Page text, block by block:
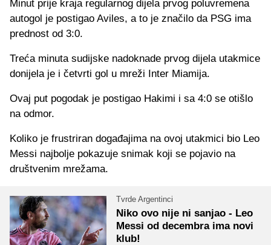
Minut prije kraja regularnog dijela prvog poluvremena
autogol je postigao Aviles, a to je značilo da PSG ima
prednost od 3:0.
Treća minuta sudijske nadoknade prvog dijela utakmice
donijela je i četvrti gol u mreži Inter Miamija.
Ovaj put pogodak je postigao Hakimi i sa 4:0 se otišlo
na odmor.
Koliko je frustriran događajima na ovoj utakmici bio Leo
Messi najbolje pokazuje snimak koji se pojavio na
društvenim mrežama.
Tvrde Argentinci
Niko ovo nije ni sanjao - Leo
Messi od decembra ima novi
klub!